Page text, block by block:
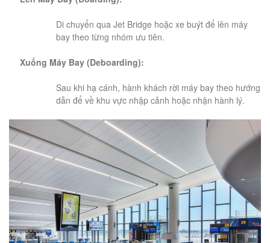
Di chuyển qua Jet Bridge hoặc xe buýt để lên máy
bay theo từng nhóm ưu tiên.
Xuống Máy Bay (Deboarding):
Sau khi hạ cánh, hành khách rời máy bay theo hướng
dẫn để về khu vực nhập cảnh hoặc nhận hành lý.